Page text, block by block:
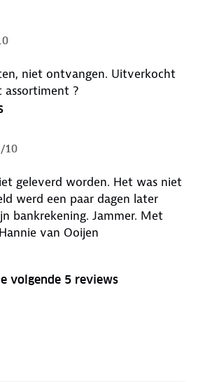
niet ontvangen. Uitverkocht
assortiment ?
/10
geleverd worden. Het was niet
werd een paar dagen later
Jammer. Met
vriendelijke groet, Hannie van Ooijen
volgende 5 reviews